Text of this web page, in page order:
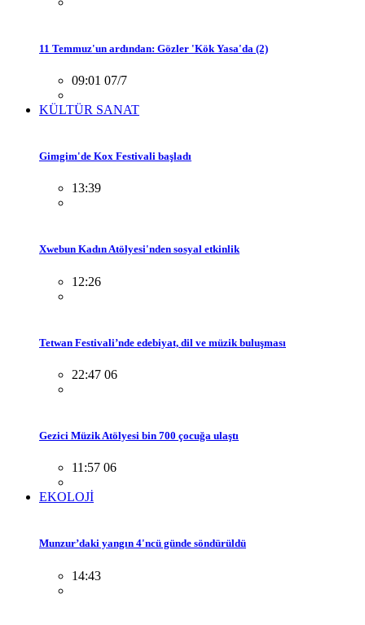
11 Temmuz'un ardından: Gözler 'Kök Yasa'da (2)
09:01 07/7
KÜLTÜR SANAT
Gimgim'de Kox Festivali başladı
13:39
Xwebun Kadın Atölyesi'nden sosyal etkinlik
12:26
Tetwan Festivali’nde edebiyat, dil ve müzik buluşması
22:47 06
Gezici Müzik Atölyesi bin 700 çocuğa ulaştı
11:57 06
EKOLOJİ
Munzur’daki yangın 4'ncü günde söndürüldü
14:43